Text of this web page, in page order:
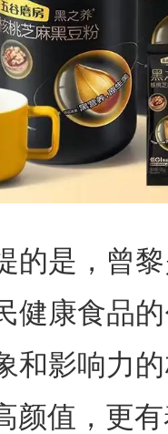
的是，曾
健康食品
和影响力
颜值，更